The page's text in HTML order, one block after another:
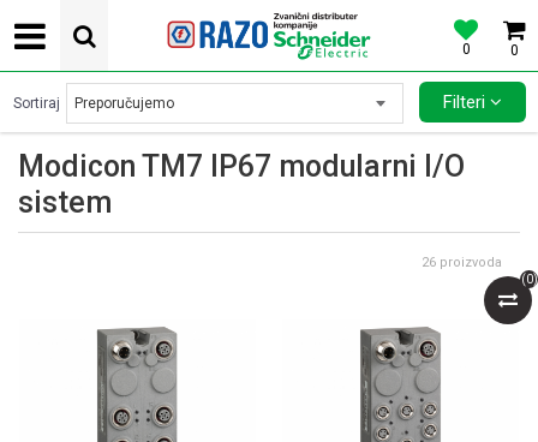
0
0
POVOLJNE CENE AUTOMATSKIH OSIGURACA SCHNEIDER ELECTRIC
(0)
Modicon TM7 IP67 modularni I/O
sistem
Sortiraj Filteri
26 proizvoda